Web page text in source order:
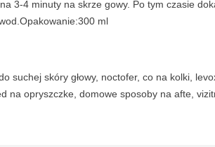
u
l
ą
c
3-4 minuty na skrze gowy. Po tym czasie
ml
suchej skóry głowy, noctofer, co na kolki,
na opryszczke, domowe sposoby na afte,